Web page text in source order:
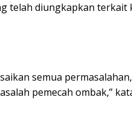
telah diungkapkan
semua
pemecah ombak,”